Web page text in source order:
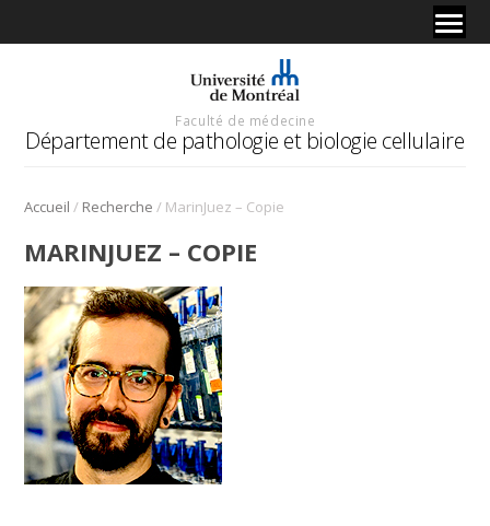
Faculté de médecine
Département de pathologie et biologie cellulaire
Accueil / Recherche / MarinJuez – Copie
MARINJUEZ – COPIE